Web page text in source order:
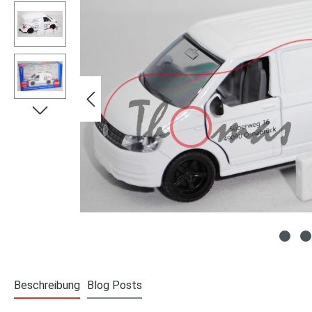
Beschreibung Blog Posts